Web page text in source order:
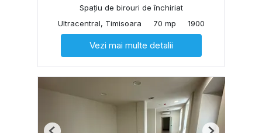
Spațiu de birouri de închiriat
Ultracentral, Timisoara
70 mp 1900
Vezi mai multe detalii